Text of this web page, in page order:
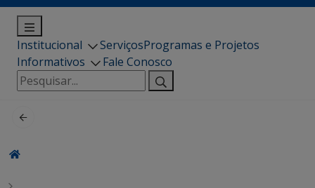
Institucional ServiçosProgramas e Projetos
Informativos
Fale Conosco
Pesquisar
por: